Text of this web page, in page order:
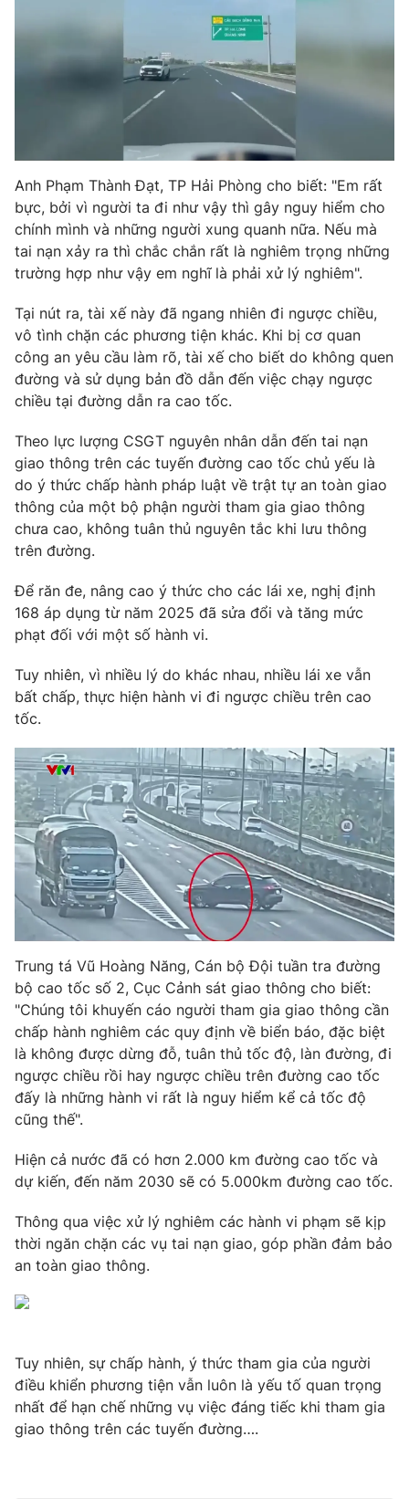
Tuyển sinh
Học trực tuyến
Hitech Công nghệ tương lai
Tư vấn
Giao lưu trực tuyến
Lịch phát sóng
Chuyên mục khác
Emagazine Podcast
Photo Infographic
Video Shorts video
VTV Money VTV Thể thao
VTV Sức khoẻ Bất động sản
Thị trường 24h Tấm lòng Việt
VTV9 VTV8
Liên hệ tòa soạn English
THỜI BÁO VTV
Theo dõi báo trên
Cơ quan chủ quản: Đài Truyền hình Việt Nam
Cơ quan báo chí:
Thời báo VTV
Giấy phép hoạt động báo in và báo điện tử số 483/GP-BTTTT
cấp ngày 29/12/2023
Tổng Biên tập:Vũ Thanh Thủy
Phó Tổng Biên tập:Nguyễn Thị Mỹ Hạnh, Phạm Quốc Thắng,
Nguyễn Trọng Ninh
Tổng đài VTV: 024.38 355 931 - 024.38 355 932
Ðiện thoại Thời báo VTV:024.66 897 897
Email: toasoan@vtv.vn
Liên hệ quảng cáo:
024-7300.7108
® Cấm sao chép dưới mọi hình thức nếu không có sự chấp
thuận bằng văn bản. Ghi rõ nguồn VTV.vn khi phát hành lại
Anh Phạm Thành Đạt, TP Hải Phòng cho biết: "Em rất
bực, bởi vì người ta đi như vậy thì gây nguy hiểm cho
chính mình và những người xung quanh nữa. Nếu mà
tai nạn xảy ra thì chắc chắn rất là nghiêm trọng những
trường hợp như vậy em nghĩ là phải xử lý nghiêm".
Tại nút ra, tài xế này đã ngang nhiên đi ngược chiều,
vô tình chặn các phương tiện khác. Khi bị cơ quan
công an yêu cầu làm rõ, tài xế cho biết do không quen
đường và sử dụng bản đồ dẫn đến việc chạy ngược
chiều tại đường dẫn ra cao tốc.
Theo lực lượng CSGT nguyên nhân dẫn đến tai nạn
giao thông trên các tuyến đường cao tốc chủ yếu là
do ý thức chấp hành pháp luật về trật tự an toàn giao
thông của một bộ phận người tham gia giao thông
chưa cao, không tuân thủ nguyên tắc khi lưu thông
trên đường.
Để răn đe, nâng cao ý thức cho các lái xe, nghị định
168 áp dụng từ năm 2025 đã sửa đổi và tăng mức
phạt đối với một số hành vi.
Tuy nhiên, vì nhiều lý do khác nhau, nhiều lái xe vẫn
bất chấp, thực hiện hành vi đi ngược chiều trên cao
tốc.
Trung tá Vũ Hoàng Năng, Cán bộ Đội tuần tra đường
bộ cao tốc số 2, Cục Cảnh sát giao thông cho biết:
"Chúng tôi khuyến cáo người tham gia giao thông cần
chấp hành nghiêm các quy định về biển báo, đặc biệt
là không được dừng đỗ, tuân thủ tốc độ, làn đường, đi
ngược chiều rồi hay ngược chiều trên đường cao tốc
đấy là những hành vi rất là nguy hiểm kể cả tốc độ
cũng thế".
Hiện cả nước đã có hơn 2.000 km đường cao tốc và
dự kiến, đến năm 2030 sẽ có 5.000km đường cao tốc.
Thông qua việc xử lý nghiêm các hành vi phạm sẽ kịp
thời ngăn chặn các vụ tai nạn giao, góp phần đảm bảo
an toàn giao thông.
Tuy nhiên, sự chấp hành, ý thức tham gia của người
điều khiển phương tiện vẫn luôn là yếu tố quan trọng
nhất để hạn chế những vụ việc đáng tiếc khi tham gia
giao thông trên các tuyến đường….